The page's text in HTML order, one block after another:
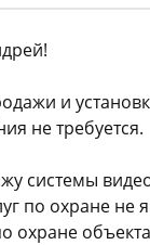
и
не требуется.
системы
по охране не
охране